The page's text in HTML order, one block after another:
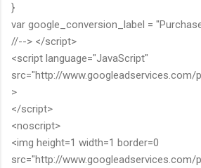
}
var google_conversion_label =
//--> </script>
<script language="JavaScript"
src="http://www.googleadservices.com/
>
</script>
<noscript>
<img height=1 width=1 border=0
src="http://www.googleadservices.com/